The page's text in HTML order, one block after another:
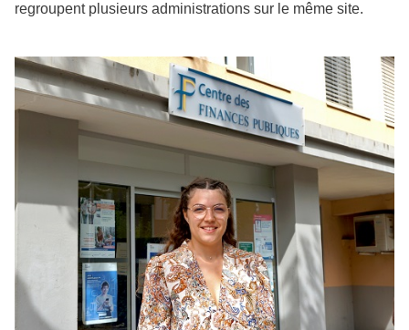
regroupent plusieurs administrations sur le même site.